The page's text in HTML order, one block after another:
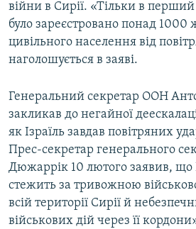
війни в Сирії. «Тільки в
було зареєстровано понад 1000
цивільного населення від
наголошується в заяві.
Генеральний секретар ООН
закликав до негайної
як Ізраїль завдав повітряних
Прес-секретар генерального
Дюжаррік 10 лютого заявив, що
стежить за тривожною
всій території Сирії й
військових дій через її